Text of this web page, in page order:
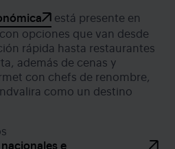
está presente en
opciones que van desde
rápida hasta restaurantes
además de cenas y
con chefs de renombre,
como un destino
e